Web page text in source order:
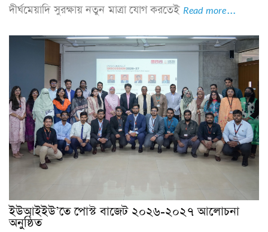
দীর্ঘমেয়াদি সুরক্ষায় নতুন মাত্রা যোগ করতেই Read more...
ইউআইইউ’তে পোস্ট বাজেট ২০২৬-২০২৭ আলোচনা
অনুষ্ঠিত